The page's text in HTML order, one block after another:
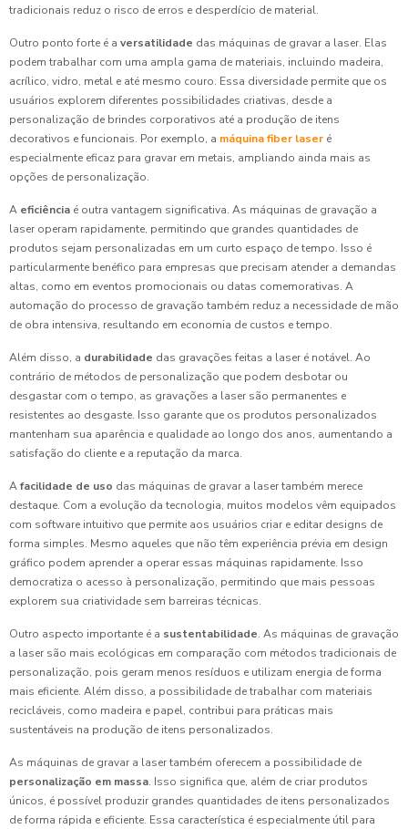
tradicionais reduz o risco de erros e desperdício de material.
Outro ponto forte é a versatilidade das máquinas de gravar a laser. Elas
podem trabalhar com uma ampla gama de materiais, incluindo madeira,
acrílico, vidro, metal e até mesmo couro. Essa diversidade permite que os
usuários explorem diferentes possibilidades criativas, desde a
personalização de brindes corporativos até a produção de itens
decorativos e funcionais. Por exemplo, a máquina fiber laser é
especialmente eficaz para gravar em metais, ampliando ainda mais as
opções de personalização.
A eficiência é outra vantagem significativa. As máquinas de gravação a
laser operam rapidamente, permitindo que grandes quantidades de
produtos sejam personalizadas em um curto espaço de tempo. Isso é
particularmente benéfico para empresas que precisam atender a demandas
altas, como em eventos promocionais ou datas comemorativas. A
automação do processo de gravação também reduz a necessidade de mão
de obra intensiva, resultando em economia de custos e tempo.
Além disso, a durabilidade das gravações feitas a laser é notável. Ao
contrário de métodos de personalização que podem desbotar ou
desgastar com o tempo, as gravações a laser são permanentes e
resistentes ao desgaste. Isso garante que os produtos personalizados
mantenham sua aparência e qualidade ao longo dos anos, aumentando a
satisfação do cliente e a reputação da marca.
Afacilidade de uso das máquinas de gravar a laser também merece
destaque. Com a evolução da tecnologia, muitos modelos vêm equipados
com software intuitivo que permite aos usuários criar e editar designs de
forma simples. Mesmo aqueles que não têm experiência prévia em design
gráfico podem aprender a operar essas máquinas rapidamente. Isso
democratiza o acesso à personalização, permitindo que mais pessoas
explorem sua criatividade sem barreiras técnicas.
Outro aspecto importante é a sustentabilidade. As máquinas de gravação
a laser são mais ecológicas em comparação com métodos tradicionais de
personalização, pois geram menos resíduos e utilizam energia de forma
mais eficiente. Além disso, a possibilidade de trabalhar com materiais
recicláveis, como madeira e papel, contribui para práticas mais
sustentáveis na produção de itens personalizados.
As máquinas de gravar a laser também oferecem a possibilidade de
personalização em massa. Isso significa que, além de criar produtos
únicos, é possível produzir grandes quantidades de itens personalizados
de forma rápida e eficiente. Essa característica é especialmente útil para